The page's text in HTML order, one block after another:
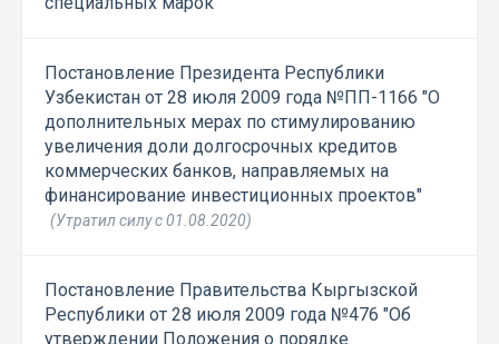
Постановление Президента Республики
Узбекистан от 28 июля 2009 года №ПП-1166 "О
дополнительных мерах по стимулированию
увеличения доли долгосрочных кредитов
коммерческих банков, направляемых на
финансирование инвестиционных проектов"
(Утратил силу с 01.08.2020)
Постановление Правительства Кыргызской
Республики от 28 июля 2009 года №476 "Об
утверждении Положения о порядке